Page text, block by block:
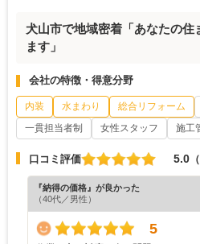
犬山市で地域密着「あなたの住
ます」
会社の特徴・得意分野
内装 水まわり 総合リフォーム
一貫担当者制
女性スタッフ 施工
口コミ評価 5.0
『納得の価格』が良かった
（40代／男性）
5